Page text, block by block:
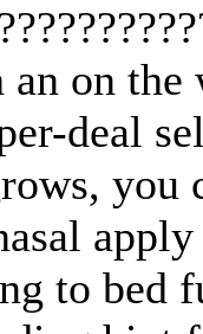
on the
deal
to bed